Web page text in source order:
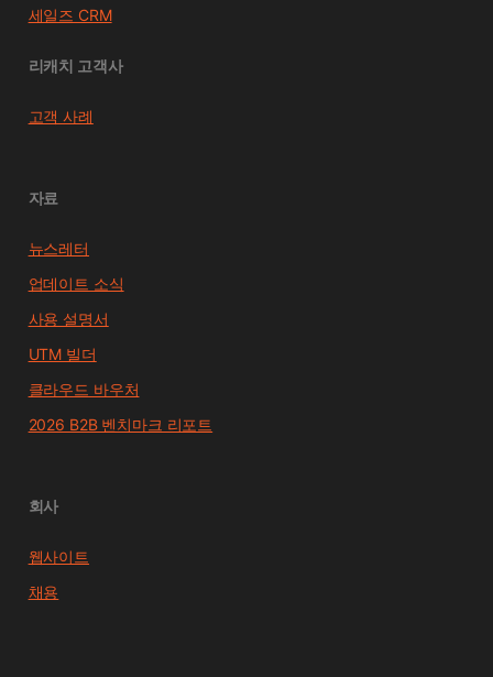
세일즈 CRM
리캐치 고객사
고객 사례
자료
뉴스레터
업데이트 소식
사용 설명서
UTM 빌더
클라우드 바우처
2026 B2B 벤치마크 리포트
회사
웹사이트
채용